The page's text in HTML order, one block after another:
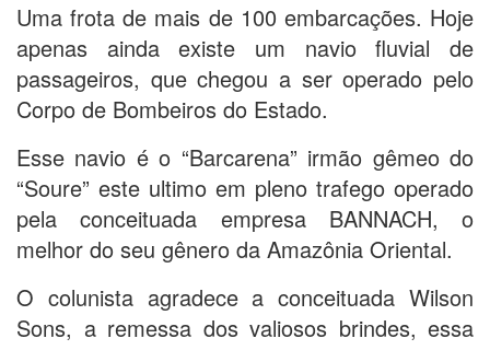
Uma frota de mais de 100 embarcações. Hoje
apenas ainda existe um navio fluvial de
passageiros, que chegou a ser operado pelo
Corpo de Bombeiros do Estado.
Esse navio é o “Barcarena” irmão gêmeo do
“Soure” este ultimo em pleno trafego operado
pela conceituada empresa BANNACH, o
melhor do seu gênero da Amazônia Oriental.
O colunista agradece a conceituada Wilson
Sons, a remessa dos valiosos brindes, essa